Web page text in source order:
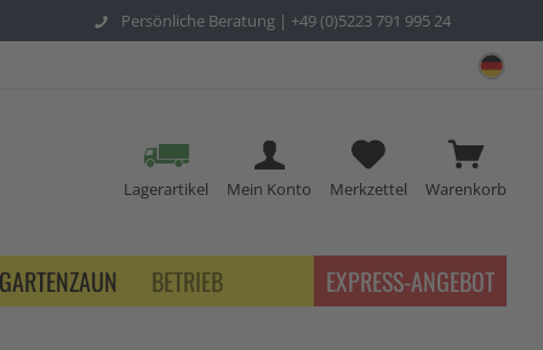
Persönliche Beratung | +49 (0)5223 791 995 24
Warenkorb
Merkzettel
Mein Konto
Lagerartikel
GARTENZAUN BETRIEB EXPRESS-ANGEBOT